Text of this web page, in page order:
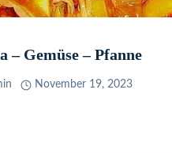
– Gemüse – Pfanne
November 19, 2023